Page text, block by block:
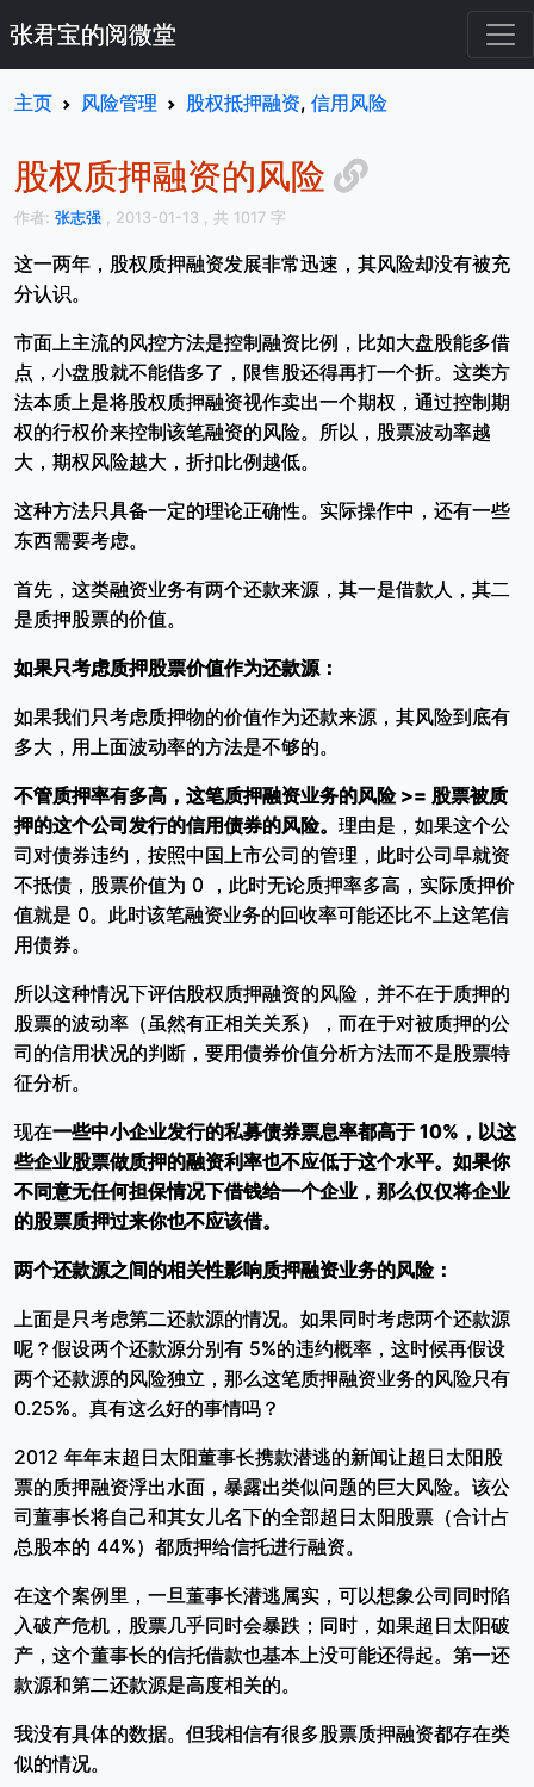
张君宝的阅微堂
主页 风险管理 股权抵押融资, 信用风险
股权质押融资的风险
作者: 张志强 , 2013-01-13 , 共 1017 字
这一两年，股权质押融资发展非常迅速，其风险却没有被充
分认识。
市面上主流的风控方法是控制融资比例，比如大盘股能多借
点，小盘股就不能借多了，限售股还得再打一个折。这类方
法本质上是将股权质押融资视作卖出一个期权，通过控制期
权的行权价来控制该笔融资的风险。所以，股票波动率越
大，期权风险越大，折扣比例越低。
这种方法只具备一定的理论正确性。实际操作中，还有一些
东西需要考虑。
首先，这类融资业务有两个还款来源，其一是借款人，其二
是质押股票的价值。
如果只考虑质押股票价值作为还款源：
如果我们只考虑质押物的价值作为还款来源，其风险到底有
多大，用上面波动率的方法是不够的。
不管质押率有多高，这笔质押融资业务的风险 >= 股票被质
押的这个公司发行的信用债券的风险。 理由是，如果这个公
司对债券违约，按照中国上市公司的管理，此时公司早就资
不抵债，股票价值为 0 ，此时无论质押率多高，实际质押价
值就是 0。此时该笔融资业务的回收率可能还比不上这笔信
用债券。
所以这种情况下评估股权质押融资的风险，并不在于质押的
股票的波动率（虽然有正相关关系），而在于对被质押的公
司的信用状况的判断，要用债券价值分析方法而不是股票特
征分析。
现在一些中小企业发行的私募债券票息率都高于 10%，以这
些企业股票做质押的融资利率也不应低于这个水平。如果你
不同意无任何担保情况下借钱给一个企业，那么仅仅将企业
的股票质押过来你也不应该借。
两个还款源之间的相关性影响质押融资业务的风险：
上面是只考虑第二还款源的情况。如果同时考虑两个还款源
呢？假设两个还款源分别有 5%的违约概率，这时候再假设
两个还款源的风险独立，那么这笔质押融资业务的风险只有
0.25%。真有这么好的事情吗？
2012 年年末超日太阳董事长携款潜逃的新闻让超日太阳股
票的质押融资浮出水面，暴露出类似问题的巨大风险。该公
司董事长将自己和其女儿名下的全部超日太阳股票（合计占
总股本的 44%）都质押给信托进行融资。
在这个案例里，一旦董事长潜逃属实，可以想象公司同时陷
入破产危机，股票几乎同时会暴跌；同时，如果超日太阳破
产，这个董事长的信托借款也基本上没可能还得起。第一还
款源和第二还款源是高度相关的。
我没有具体的数据。但我相信有很多股票质押融资都存在类
似的情况。